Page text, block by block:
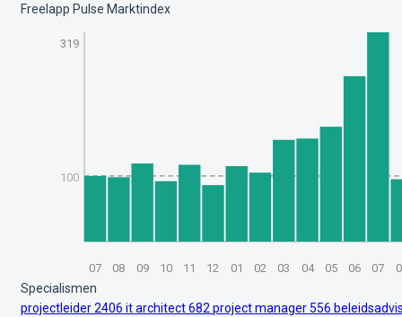
Freelapp Pulse Marktindex
319
100
07 08 09 10 11 12 01 02 03 04 05 06 07
Specialismen
projectleider2406 it architect682 project manager556